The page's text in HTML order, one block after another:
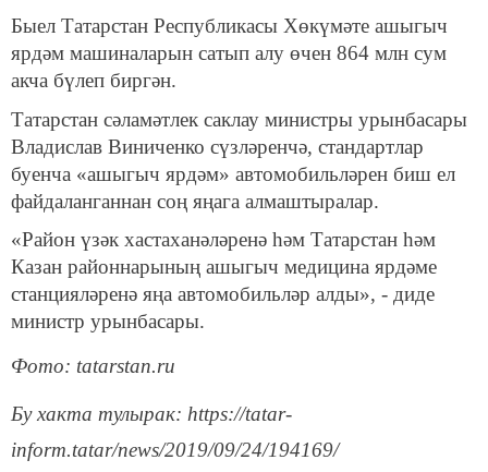
Быел Татарстан Республикасы Хөкүмәте ашыгыч
ярдәм машиналарын сатып алу өчен 864 млн сум
акча бүлеп биргән.
Татарстан сәламәтлек саклау министры урынбасары
Владислав Виниченко сүзләренчә, стандартлар
буенча «ашыгыч ярдәм» автомобильләрен биш ел
файдаланганнан соң яңага алмаштыралар.
«Район үзәк хастаханәләренә һәм Татарстан һәм
Казан районнарының ашыгыч медицина ярдәме
станцияләренә яңа автомобильләр алды», - диде
министр урынбасары.
Фото: tatarstan.ru
Бу хакта тулырак: https://tatar-
inform.tatar/news/2019/09/24/194169/